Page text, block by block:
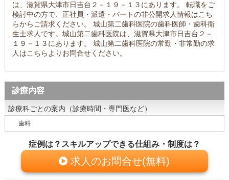
は、滋賀県大津市日吉台２－１９－１３にあります。 転職をご
検討中の方で、正社員・派遣・パートの非公開求人情報はこち
らからご請求ください。 城山第二歯科医院の歯科医師・歯科衛
生士求人です。城山第二歯科医院は、滋賀県大津市日吉台２－
１９－１３にあります。 城山第二歯科医院の常勤・非常勤の求
人はこちらよりお問合せください。
診療内容
診療科ごとの案内（診療時間・専門医など）
歯科
症例は？スキルアップできる仕組み・制度は？
求人のお問合せ(無料)